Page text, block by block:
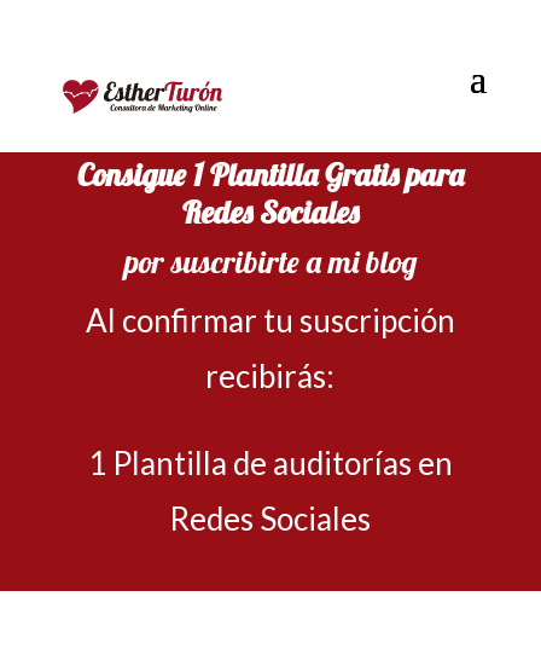
Consigue 1 Plantilla Gratis para
Redes Sociales
por suscribirte a mi blog
Al confirmar tu suscripción
recibirás:
1 Plantilla de auditorías en
Redes Sociales